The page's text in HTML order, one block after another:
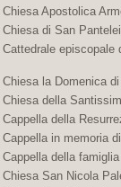
Chiesa Apostolica
Chiesa di San
Cattedrale episcopale
Chiesa la Domenica
Chiesa della
Cappella della
Cappella in memoria
Cappella della
Chiesa San Nicola